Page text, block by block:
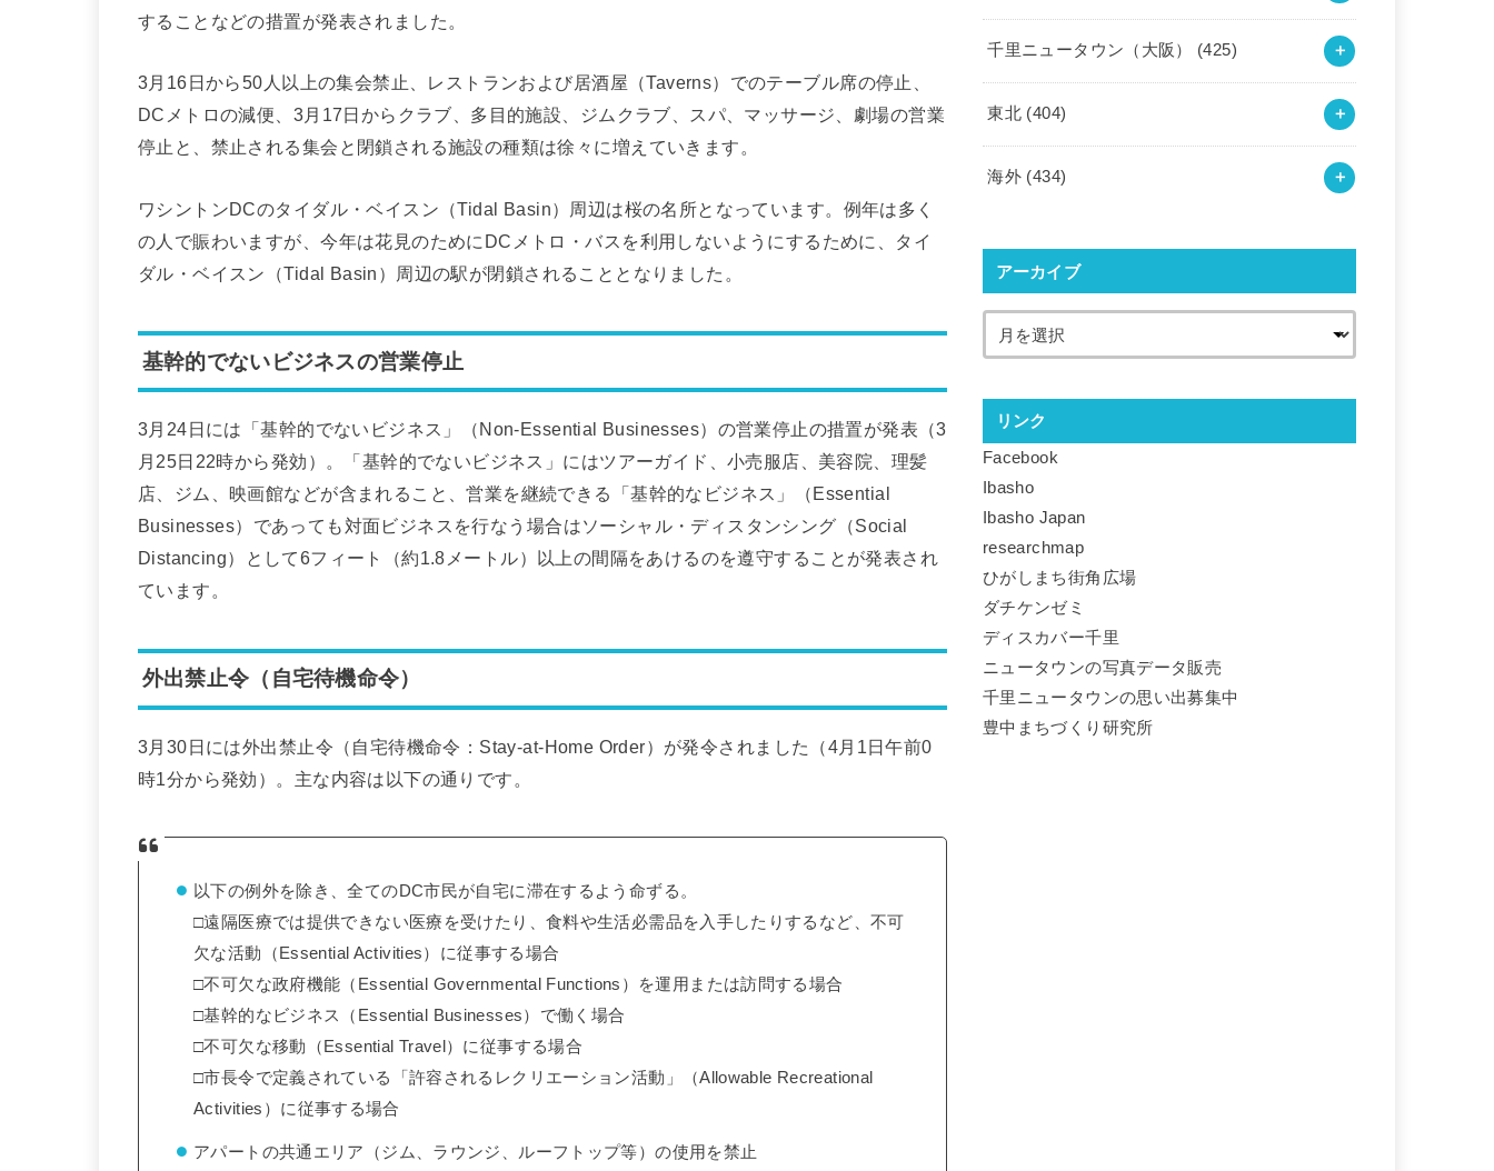
することなどの措置が発表されました。
3月16日から50人以上の集会禁止、レストランおよび居酒屋（Taverns）でのテーブル席の停止、
DCメトロの減便、3月17日からクラブ、多目的施設、ジムクラブ、スパ、マッサージ、劇場の営業
停止と、禁止される集会と閉鎖される施設の種類は徐々に増えていきます。
ワシントンDCのタイダル・ベイスン（Tidal Basin）周辺は桜の名所となっています。例年は多く
の人で賑わいますが、今年は花見のためにDCメトロ・バスを利用しないようにするために、タイ
ダル・ベイスン（Tidal Basin）周辺の駅が閉鎖されることとなりました。
基幹的でないビジネスの営業停止
3月24日には「基幹的でないビジネス」（Non-Essential Businesses）の営業停止の措置が発表（3
月25日22時から発効）。「基幹的でないビジネス」にはツアーガイド、小売服店、美容院、理髪
店、ジム、映画館などが含まれること、営業を継続できる「基幹的なビジネス」（Essential
Businesses）であっても対面ビジネスを行なう場合はソーシャル・ディスタンシング（Social
Distancing）として6フィート（約1.8メートル）以上の間隔をあけるのを遵守することが発表され
ています。
外出禁止令（自宅待機命令）
3月30日には外出禁止令（自宅待機命令：Stay-at-Home Order）が発令されました（4月1日午前0
時1分から発効）。主な内容は以下の通りです。
以下の例外を除き、全てのDC市民が自宅に滞在するよう命ずる。
□遠隔医療では提供できない医療を受けたり、食料や生活必需品を入手したりするなど、不可
欠な活動（Essential Activities）に従事する場合
□不可欠な政府機能（Essential Governmental Functions）を運用または訪問する場合
□基幹的なビジネス（Essential Businesses）で働く場合
□不可欠な移動（Essential Travel）に従事する場合
□市長令で定義されている「許容されるレクリエーション活動」（Allowable Recreational
Activities）に従事する場合
アパートの共通エリア（ジム、ラウンジ、ルーフトップ等）の使用を禁止
千里ニュータウン（大阪） (425)
東北 (404)
海外 (434)
アーカイブ
リンク
Facebook
Ibasho
Ibasho Japan
researchmap
ひがしまち街角広場
ダチケンゼミ
ディスカバー千里
ニュータウンの写真データ販売
千里ニュータウンの思い出募集中
豊中まちづくり研究所